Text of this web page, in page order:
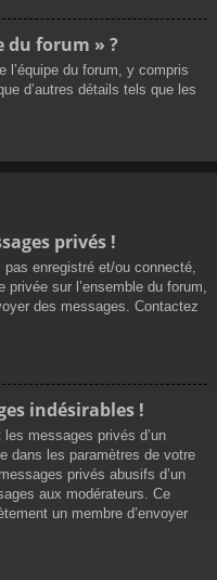
du forum » ?
l’équipe du forum, y compris
d’autres détails tels que les
privés !
pas enregistré et/ou connecté,
privée sur l’ensemble du forum,
des messages. Contactez
indésirables !
messages privés d’un
dans les paramètres de votre
privés abusifs d’un
aux modérateurs. Ce
un membre d’envoyer